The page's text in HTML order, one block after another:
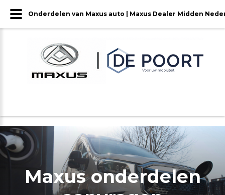
Maxus onderdelen
Onderdelen van Maxus auto | Maxus Dealer Midden